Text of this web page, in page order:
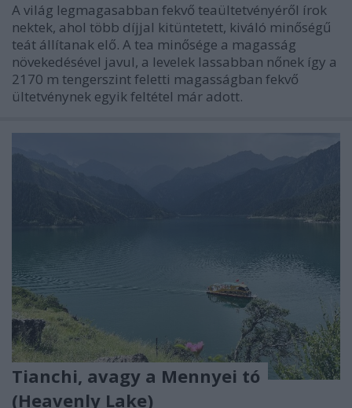
A világ legmagasabban fekvő teaültetvényéről írok
nektek, ahol több díjjal kitüntetett, kiváló minőségű
teát állítanak elő. A tea minősége a magasság
növekedésével javul, a levelek lassabban nőnek így a
2170 m tengerszint feletti magasságban fekvő
ültetvénynek egyik feltétel már adott.
Tianchi, avagy a Mennyei tó
(Heavenly Lake)